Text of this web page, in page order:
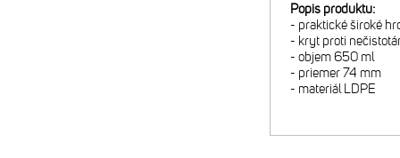
Popis produktu:
- praktické široké
- kryt proti
- objem 650 ml
- priemer 74 mm
- materiál LDPE